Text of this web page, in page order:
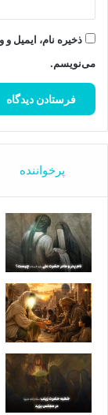
ذخیره نام، ایمیل
می‌نویسم.
پرخواننده